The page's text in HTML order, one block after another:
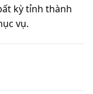
kỳ tỉnh thành
vụ.